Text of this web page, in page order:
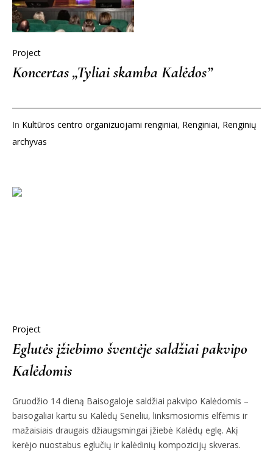
Project
Koncertas „Tyliai skamba Kalėdos”
In Kultūros centro organizuojami renginiai, Renginiai, Renginių
archyvas
Project
Eglutės įžiebimo šventėje saldžiai pakvipo
Kalėdomis
Gruodžio 14 dieną Baisogaloje saldžiai pakvipo Kalėdomis –
baisogaliai kartu su Kalėdų Seneliu, linksmosiomis elfėmis ir
mažaisiais draugais džiaugsmingai įžiebė Kalėdų eglę. Akį
kerėjo nuostabus eglučių ir kalėdinių kompozicijų skveras.